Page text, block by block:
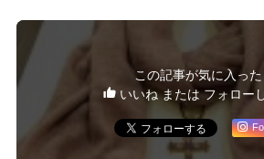
この記事が気に入った
いいね または フォロー